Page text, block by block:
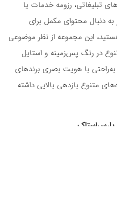
تبلیغاتی، رزومه خدمات یا
دنبال محتوای مکمل برای
این مجموعه از نظر موضوعی
در رنگ پس‌زمینه و استایل
با هویت بصری برندهای
متنوع بازدهی بالایی داشته
پارس‌استاک